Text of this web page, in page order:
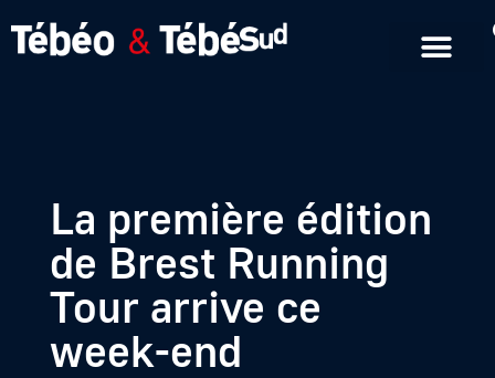
La première édition
de Brest Running
Tour arrive ce
week-end